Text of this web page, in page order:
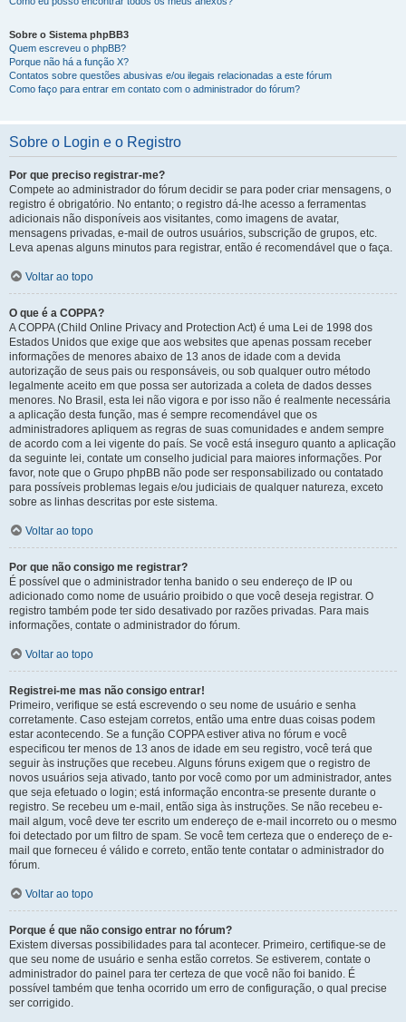
Sobre o Sistema phpBB3
Quem escreveu o phpBB?
Porque não há a função X?
Contatos sobre questões abusivas e/ou ilegais relacionadas a este fórum
Como faço para entrar em contato com o administrador do fórum?
Sobre o Login e o Registro
Por que preciso registrar-me?
Compete ao administrador do fórum decidir se para poder criar mensagens, o
registro é obrigatório. No entanto; o registro dá-lhe acesso a ferramentas
adicionais não disponíveis aos visitantes, como imagens de avatar,
mensagens privadas, e-mail de outros usuários, subscrição de grupos, etc.
Leva apenas alguns minutos para registrar, então é recomendável que o faça.
Voltar ao topo
O que é a COPPA?
A COPPA (Child Online Privacy and Protection Act) é uma Lei de 1998 dos
Estados Unidos que exige que aos websites que apenas possam receber
informações de menores abaixo de 13 anos de idade com a devida
autorização de seus pais ou responsáveis, ou sob qualquer outro método
legalmente aceito em que possa ser autorizada a coleta de dados desses
menores. No Brasil, esta lei não vigora e por isso não é realmente necessária
a aplicação desta função, mas é sempre recomendável que os
administradores apliquem as regras de suas comunidades e andem sempre
de acordo com a lei vigente do país. Se você está inseguro quanto a aplicação
da seguinte lei, contate um conselho judicial para maiores informações. Por
favor, note que o Grupo phpBB não pode ser responsabilizado ou contatado
para possíveis problemas legais e/ou judiciais de qualquer natureza, exceto
sobre as linhas descritas por este sistema.
Voltar ao topo
Por que não consigo me registrar?
É possível que o administrador tenha banido o seu endereço de IP ou
adicionado como nome de usuário proibido o que você deseja registrar. O
registro também pode ter sido desativado por razões privadas. Para mais
informações, contate o administrador do fórum.
Voltar ao topo
Registrei-me mas não consigo entrar!
Primeiro, verifique se está escrevendo o seu nome de usuário e senha
corretamente. Caso estejam corretos, então uma entre duas coisas podem
estar acontecendo. Se a função COPPA estiver ativa no fórum e você
especificou ter menos de 13 anos de idade em seu registro, você terá que
seguir às instruções que recebeu. Alguns fóruns exigem que o registro de
novos usuários seja ativado, tanto por você como por um administrador, antes
que seja efetuado o login; está informação encontra-se presente durante o
registro. Se recebeu um e-mail, então siga às instruções. Se não recebeu e-
mail algum, você deve ter escrito um endereço de e-mail incorreto ou o mesmo
foi detectado por um filtro de spam. Se você tem certeza que o endereço de e-
mail que forneceu é válido e correto, então tente contatar o administrador do
fórum.
Voltar ao topo
Porque é que não consigo entrar no fórum?
Existem diversas possibilidades para tal acontecer. Primeiro, certifique-se de
que seu nome de usuário e senha estão corretos. Se estiverem, contate o
administrador do painel para ter certeza de que você não foi banido. É
possível também que tenha ocorrido um erro de configuração, o qual precise
ser corrigido.